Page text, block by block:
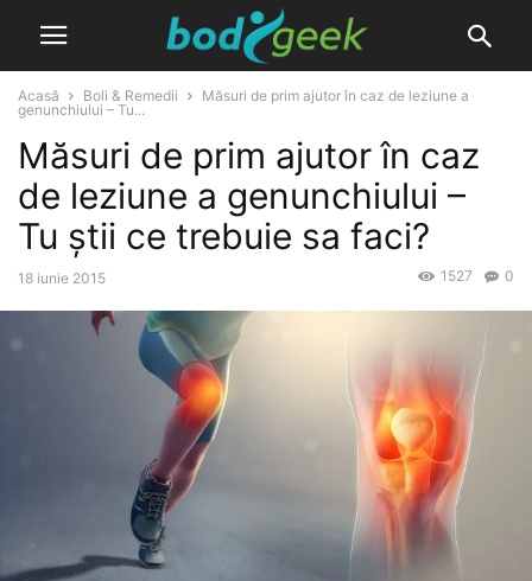
Acasă Boli & Remedii
Măsuri de prim ajutor în caz de leziune a
genunchiului – Tu...
Măsuri de prim ajutor în caz
de leziune a genunchiului –
Tu știi ce trebuie sa faci?
18 iunie 2015 0
1527